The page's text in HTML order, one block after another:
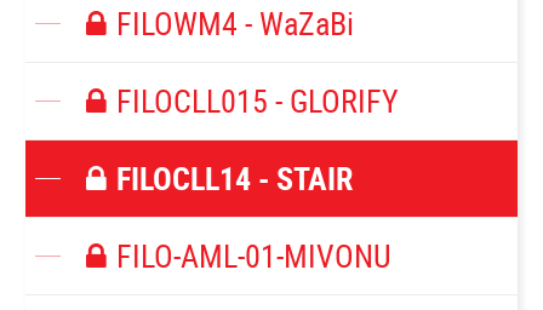
FILOWM4 - WaZaBi
FILOCLL015 - GLORIFY
FILOCLL14 - STAIR
FILO-AML-01-MIVONU